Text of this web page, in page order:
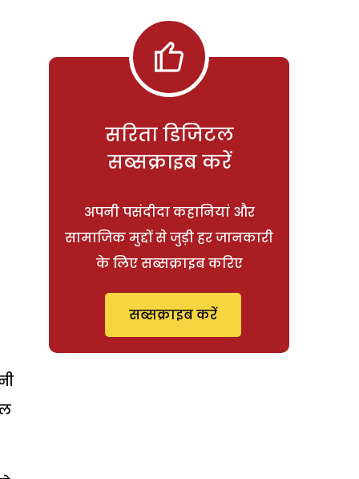
सरिता डिजिटल
सब्सक्राइब करें
अपनी पसंदीदा कहानियां और
सामाजिक मुद्दों से जुड़ी हर जानकारी
के लिए सब्सक्राइब करिए
सब्सक्राइब करें